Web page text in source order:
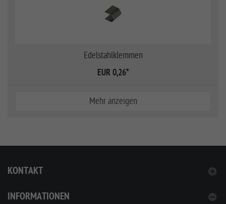
Edelstahlklemmen
EUR 0,26*
Mehr anzeigen
KONTAKT
INFORMATIONEN